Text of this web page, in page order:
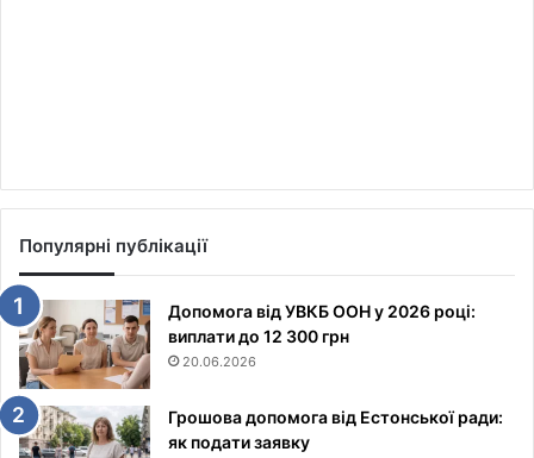
Популярні публікації
Допомога від УВКБ ООН у 2026 році:
виплати до 12 300 грн
20.06.2026
Грошова допомога від Естонської ради:
як подати заявку